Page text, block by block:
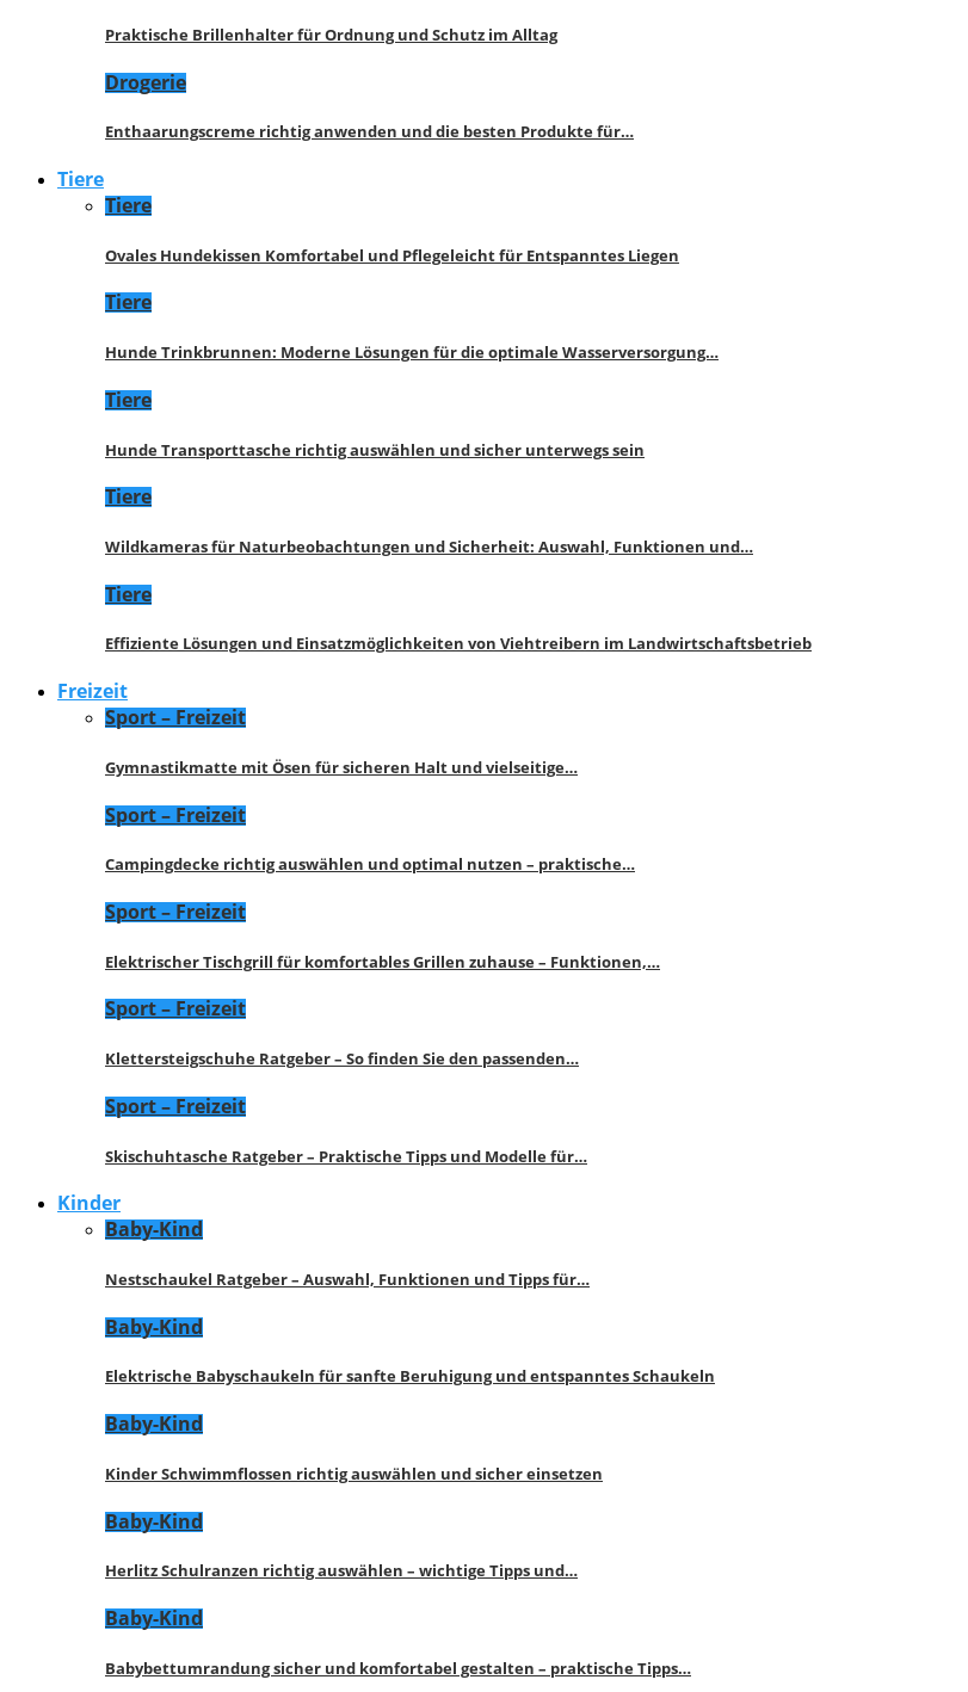
Praktische Brillenhalter für Ordnung und Schutz im Alltag
Drogerie
Enthaarungscreme richtig anwenden und die besten Produkte für…
Tiere
Tiere
Ovales Hundekissen Komfortabel und Pflegeleicht für Entspanntes Liegen
Tiere
Hunde Trinkbrunnen: Moderne Lösungen für die optimale Wasserversorgung…
Tiere
Hunde Transporttasche richtig auswählen und sicher unterwegs sein
Tiere
Wildkameras für Naturbeobachtungen und Sicherheit: Auswahl, Funktionen und…
Tiere
Effiziente Lösungen und Einsatzmöglichkeiten von Viehtreibern im Landwirtschaftsbetrieb
Freizeit
Sport – Freizeit
Gymnastikmatte mit Ösen für sicheren Halt und vielseitige…
Sport – Freizeit
Campingdecke richtig auswählen und optimal nutzen – praktische…
Sport – Freizeit
Elektrischer Tischgrill für komfortables Grillen zuhause – Funktionen,…
Sport – Freizeit
Klettersteigschuhe Ratgeber – So finden Sie den passenden…
Sport – Freizeit
Skischuhtasche Ratgeber – Praktische Tipps und Modelle für…
Kinder
Baby-Kind
Nestschaukel Ratgeber – Auswahl, Funktionen und Tipps für…
Baby-Kind
Elektrische Babyschaukeln für sanfte Beruhigung und entspanntes Schaukeln
Baby-Kind
Kinder Schwimmflossen richtig auswählen und sicher einsetzen
Baby-Kind
Herlitz Schulranzen richtig auswählen – wichtige Tipps und…
Baby-Kind
Babybettumrandung sicher und komfortabel gestalten – praktische Tipps…